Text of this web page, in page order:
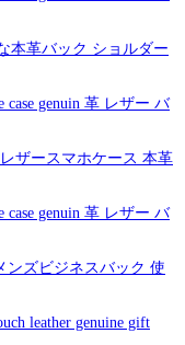
本革バック ショルダー
ザースマホケース 本革
ンズビジネスバック 使